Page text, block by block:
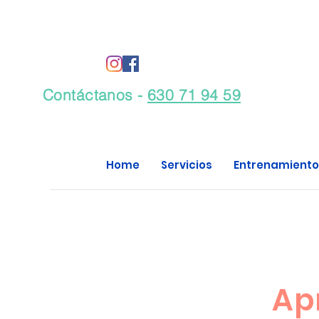
Contáctanos - 630 71 94 59
Home Servicios